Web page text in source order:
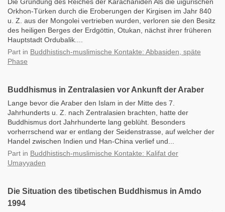
Orkhon-Türken durch die Eroberungen der Kirgisen im Jahr 840
u. Z. aus der Mongolei vertrieben wurden, verloren sie den Besitz
des heiligen Berges der Erdgöttin, Otukan, nächst ihrer früheren
Hauptstadt Ordubalik....
Part in Buddhistisch-muslimische Kontakte: Abbasiden, späte
Phase
Buddhismus in Zentralasien vor Ankunft der Araber
Lange bevor die Araber den Islam in der Mitte des 7.
Jahrhunderts u. Z. nach Zentralasien brachten, hatte der
Buddhismus dort Jahrhunderte lang geblüht. Besonders
vorherrschend war er entlang der Seidenstrasse, auf welcher der
Handel zwischen Indien und Han-China verlief und...
Part in Buddhistisch-muslimische Kontakte: Kalifat der
Umayyaden
Die Situation des tibetischen Buddhismus in Amdo
1994